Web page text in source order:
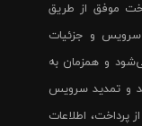
موفق از طریق
سرویس و جزئیات
و همزمان به
و تمدید سرویس
اطلاعات